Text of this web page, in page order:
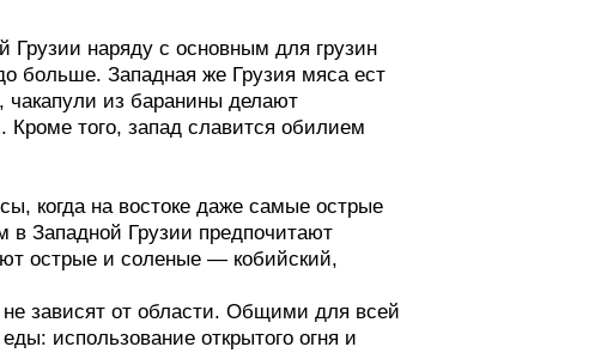
даже самые острые
предпочитают
соленые — кобийский,
области. Общими для всей
открытого огня и